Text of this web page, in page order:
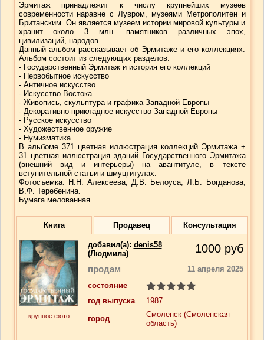
Эрмитаж принадлежит к числу крупнейших музеев
современности наравне с Лувром, музеями Метрополитен и
Британским. Он является музеем истории мировой культуры и
хранит около 3 млн. памятников различных эпох,
цивилизаций, народов.
Данный альбом рассказывает об Эрмитаже и его коллекциях.
Альбом состоит из следующих разделов:
- Государственный Эрмитаж и история его коллекций
- Первобытное искусство
- Античное искусство
- Искусство Востока
- Живопись, скульптура и графика Западной Европы
- Декоративно-прикладное искусство Западной Европы
- Русское искусство
- Художественное оружие
- Нумизматика
В альбоме 371 цветная иллюстрация коллекций Эрмитажа +
31 цветная иллюстрация зданий Государственного Эрмитажа
(внешний вид и интерьеры) на авантитуле, в тексте
вступительной статьи и шмуцтитулах.
Фотосъемка: Н.Н. Алексеева, Д.В. Белоуса, Л.Б. Богданова,
В.Ф. Теребенина.
Бумага мелованная.
Книга Продавец Консультация
крупное фото
добавил(a): denis58
(Людмила)
1000 руб
продам
11 апреля 2025
состояние
год выпуска
1987
город
Смоленск(Смоленская
область)